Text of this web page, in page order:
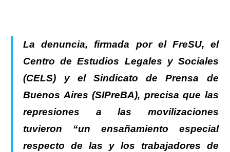
La denuncia, firmada por el FreSU, el
Centro de Estudios Legales y Sociales
(CELS) y el Sindicato de Prensa de
Buenos Aires (SIPreBA), precisa que las
represiones a las movilizaciones
tuvieron “un ensañamiento especial
respecto de las y los trabajadores de